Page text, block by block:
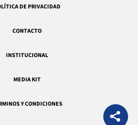
DE PRIVACIDAD
CONTACTO
INSTITUCIONAL
MEDIA KIT
Y CONDICIONES